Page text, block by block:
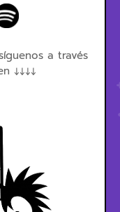
a través
↓↓↓↓